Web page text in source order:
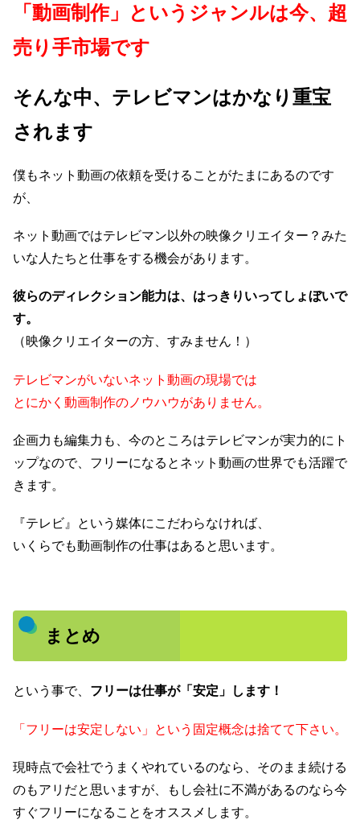
「動画制作」というジャンルは今、超
売り手市場です
そんな中、テレビマンはかなり重宝
されます
僕もネット動画の依頼を受けることがたまにあるのです
が、
ネット動画ではテレビマン以外の映像クリエイター？みた
いな人たちと仕事をする機会があります。
彼らのディレクション能力は、はっきりいってしょぼいで
す。
（映像クリエイターの方、すみません！）
テレビマンがいないネット動画の現場では
とにかく動画制作のノウハウがありません。
企画力も編集力も、今のところはテレビマンが実力的にト
ップなので、フリーになるとネット動画の世界でも活躍で
きます。
『テレビ』という媒体にこだわらなければ、
いくらでも動画制作の仕事はあると思います。
まとめ
という事で、 フリーは仕事が「安定」します！
「フリーは安定しない」という固定概念は捨てて下さい。
現時点で会社でうまくやれているのなら、そのまま続ける
のもアリだと思いますが、もし会社に不満があるのなら今
すぐフリーになることをオススメします。